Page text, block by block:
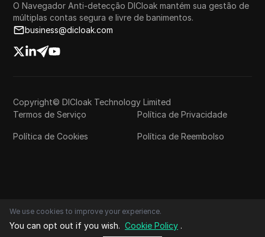
O Navegador Anti-detecção DICloak mantém sua gestão de
múltiplas contas segura e livre de banimentos.
business@dicloak.com
Copyright© DICloak Technology Limited
Termos de Serviço
Política de Privacidade
Política de Cookies Política de Reembolso
We use cookies to improve your experience.
You can opt out if you wish. Cookie Policy .